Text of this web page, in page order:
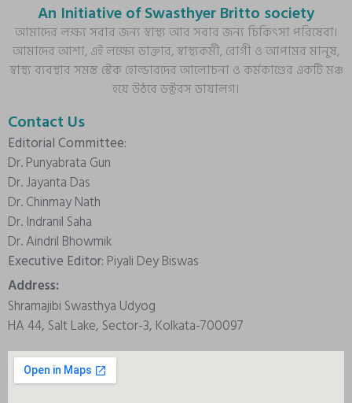
An Initiative of Swasthyer Britto society
আমাদের লক্ষ্য সবার জন্য স্বাস্থ্য আর সবার জন্য চিকিৎসা পরিষেবা।
আমাদের আশা, এই লক্ষ্যে ডাক্তার, স্বাস্থ্যকর্মী, রোগী ও আপামর মানুষ,
স্বাস্থ্য ব্যবস্থার সমস্ত স্টেক হোল্ডারদের আলোচনা ও কর্মকাণ্ডের একটি মঞ্চ
হয়ে উঠবে ডক্টরস ডায়ালগ।
Contact Us
Editorial Committee:
Dr. Punyabrata Gun
Dr. Jayanta Das
Dr. Chinmay Nath
Dr. Indranil Saha
Dr. Aindril Bhowmik
Executive Editor: Piyali Dey Biswas
Address:
Shramajibi Swasthya Udyog
HA 44, Salt Lake, Sector-3, Kolkata-700097